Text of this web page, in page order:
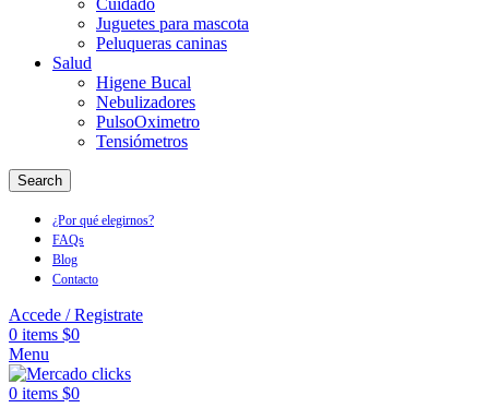
Cuidado
Juguetes para mascota
Peluqueras caninas
Salud
Higene Bucal
Nebulizadores
PulsoOximetro
Tensiómetros
Search
¿Por qué elegirnos?
FAQs
Blog
Contacto
Accede / Registrate
0 items $0
Menu
0 items $0